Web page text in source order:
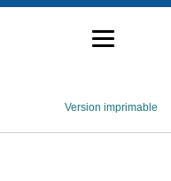
Version imprimable